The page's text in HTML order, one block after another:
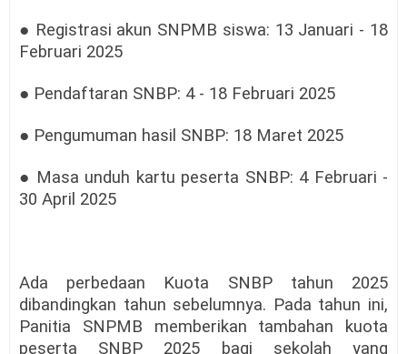
● Registrasi akun SNPMB siswa: 13 Januari - 18
Februari 2025
● Pendaftaran SNBP: 4 - 18 Februari 2025
● Pengumuman hasil SNBP: 18 Maret 2025
● Masa unduh kartu peserta SNBP: 4 Februari -
30 April 2025
Ada perbedaan Kuota SNBP tahun 2025
dibandingkan tahun sebelumnya. Pada tahun ini,
Panitia SNPMB memberikan tambahan kuota
peserta SNBP 2025 bagi sekolah yang